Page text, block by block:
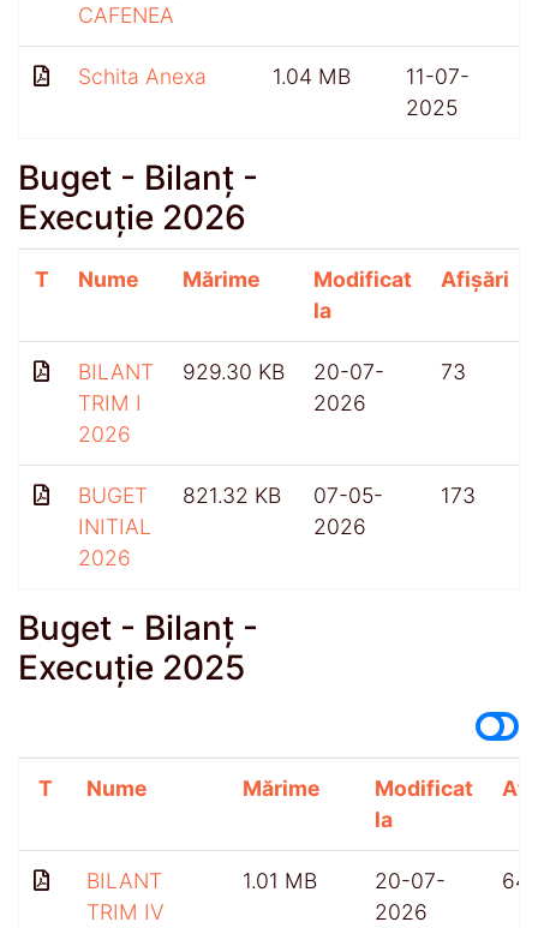
CAFENEA
Schita Anexa 1.04 MB
11-07-
2025
Buget - Bilanț -
Execuție 2026
T Nume Mărime
Modificat
la
Afișări
BILANT
TRIM I
2026
929.30 KB
20-07-
2026
73
BUGET
INITIAL
2026
821.32 KB
07-05-
2026
173
Buget - Bilanț -
Execuție 2025
T Nume Mărime
Modificat
la
BILANT
TRIM IV
1.01 MB
20-07-
2026
64